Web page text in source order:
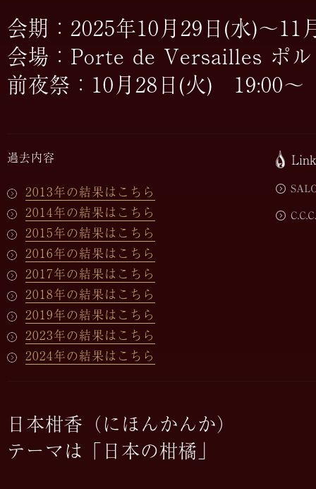
会期：2025年10月29日(水)～11
会場：Porte de Versailles ポ
前夜祭：10月28日(火) 19:00～
過去内容
2013年の結果はこちら
2014年の結果はこちら
2015年の結果はこちら
2016年の結果はこちら
2017年の結果はこちら
2018年の結果はこちら
2019年の結果はこちら
2023年の結果はこちら
2024年の結果はこちら
日本柑香（にほんかんか）
テーマは「日本の柑橘」